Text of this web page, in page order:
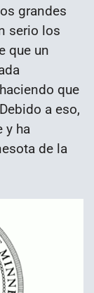
grandes
serio los
que un
que
a eso,
y ha
de la